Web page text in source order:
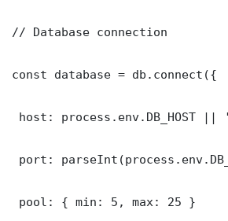
// Database connection
const database = db.connect({
host: process.env.DB_HOST
port:
pool: { min: 5, max: 25 }